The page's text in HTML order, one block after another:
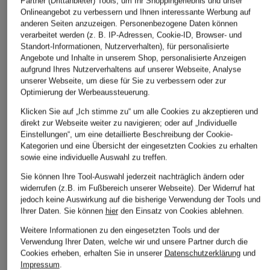
Onlineangebot zu verbessern und Ihnen interessante Werbung auf
anderen Seiten anzuzeigen. Personenbezogene Daten können
verarbeitet werden (z. B. IP-Adressen, Cookie-ID, Browser- und
Standort-Informationen, Nutzerverhalten), für personalisierte
Angebote und Inhalte in unserem Shop, personalisierte Anzeigen
aufgrund Ihres Nutzerverhaltens auf unserer Webseite, Analyse
unserer Webseite, um diese für Sie zu verbessern oder zur
Optimierung der Werbeaussteuerung.
Klicken Sie auf „Ich stimme zu“ um alle Cookies zu akzeptieren und
direkt zur Webseite weiter zu navigieren; oder auf „Individuelle
Einstellungen“, um eine detaillierte Beschreibung der Cookie-
Kategorien und eine Übersicht der eingesetzten Cookies zu erhalten
sowie eine individuelle Auswahl zu treffen.
Sie können Ihre Tool-Auswahl jederzeit nachträglich ändern oder
widerrufen (z.B. im Fußbereich unserer Webseite). Der Widerruf hat
jedoch keine Auswirkung auf die bisherige Verwendung der Tools und
Ihrer Daten. Sie können hierden Einsatz von Cookies ablehnen.
Weitere Informationen zu den eingesetzten Tools und der
Verwendung Ihrer Daten, welche wir und unsere Partner durch die
Cookies erheben, erhalten Sie in unserer Datenschutzerklärungund
Impressum.